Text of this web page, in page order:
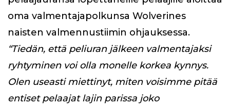
oma valmentajapolkunsa Wolverines
naisten valmennustiimin ohjauksessa.
“Tiedän, että peliuran jälkeen valmentajaksi
ryhtyminen voi olla monelle korkea kynnys.
Olen useasti miettinyt, miten voisimme pitää
entiset pelaajat lajin parissa joko